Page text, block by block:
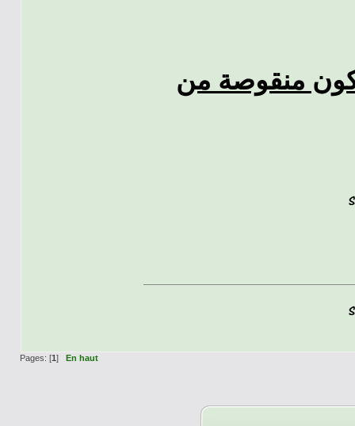
9 التي ستكون منقوصة من
Pages: [1] En haut